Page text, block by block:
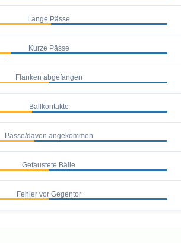
Lange Pässe
Kurze Pässe
Flanken abgefangen
Ballkontakte
Pässe/davon angekommen
Gefaustete Bälle
Fehler vor Gegentor